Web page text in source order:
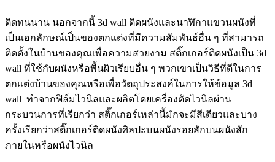
ติดทนนาน นอกจากนี้ 3d wall ติดผนังและนาฬิกาแขวนผนังที่
เป็นเอกลักษณ์เป็นของตกแต่งที่มีความสัมพันธ์อื่น ๆ ที่สามารถ
ติดตั้งในบ้านของคุณเพื่อความสวยงาม สติ๊กเกอร์ติดผนังเป็น 3d
wall ที่ใช้กับผนังหรือพื้นผิวเรียบอื่น ๆ พวกเขาเป็นวิธีที่ดีในการ
ตกแต่งบ้านของคุณหรือเพื่อวัตถุประสงค์ในการให้ข้อมูล 3d
wall ทำจากฟิล์มไวนิลและผลิตโดยเครื่องตัดไวนิลผ่าน
กระบวนการที่เรียกว่า สติ๊กเกอร์เหล่านี้มักจะมีสีเดียวและบาง
ครั้งเรียกว่าสติ๊กเกอร์ติดผนังศิลปะบนผนังรอยสักบนผนังสัก
ภายในหรือผนังไวนิล